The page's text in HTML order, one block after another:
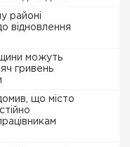
районі
відновлення
можуть
гривень
що місто